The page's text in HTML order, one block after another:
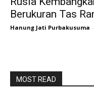
Berukuran Tas
Hanung Jati Purbakusuma -
MOST READ